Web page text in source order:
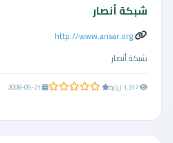
شبكة أنصار
http://www.ansar.org
شبكة أنصار
0.0 من 5 نجوم 2008-05-21